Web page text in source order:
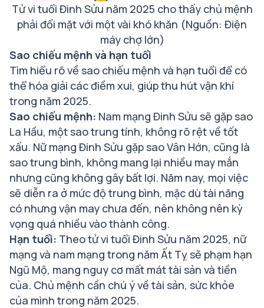
Tử vi tuổi Đinh Sửu năm 2025 cho thấy chủ mệnh
phải đối mặt với một vài khó khăn (Nguồn: Điện
máy chợ lớn)
Sao chiếu mệnh và hạn tuổi
Tìm hiểu rõ về sao chiếu mệnh và hạn tuổi để có
thể hóa giải các điềm xui, giúp thu hút vận khí
trong năm 2025.
Sao chiếu mệnh: Nam mạng Đinh Sửu sẽ gặp sao
La Hầu, một sao trung tính, không rõ rệt về tốt
xấu. Nữ mạng Đinh Sửu gặp sao Vân Hớn, cũng là
sao trung bình, không mang lại nhiều may mắn
nhưng cũng không gây bất lợi. Năm nay, mọi việc
sẽ diễn ra ở mức độ trung bình, mặc dù tài năng
có nhưng vận may chưa đến, nên không nên kỳ
vọng quá nhiều vào thành công.
Hạn tuổi: Theo tử vi tuổi Đinh Sửu năm 2025, nữ
mạng và nam mạng trong năm Ất Tỵ sẽ phạm hạn
Ngũ Mộ, mang nguy cơ mất mát tài sản và tiền
của. Chủ mệnh cần chú ý về tài sản, sức khỏe
của mình trong năm 2025.